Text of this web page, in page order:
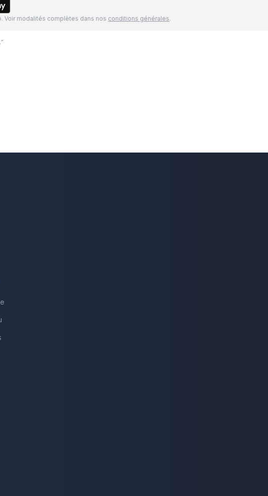
Voir modalités complètes dans nos conditions générales.